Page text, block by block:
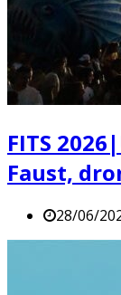
FITS
Faust,
28/06/